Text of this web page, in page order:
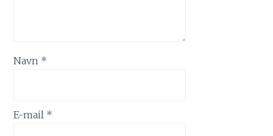
Navn *
E-mail *